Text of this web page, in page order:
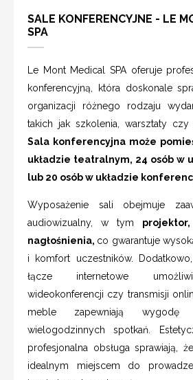
SALE KONFERENCYJNE - LE
SPA
Le Mont Medical SPA oferuje
konferencyjną, która doskonale
organizacji różnego rodzaju
takich jak szkolenia, warsztaty czy
Sala konferencyjna może
układzie teatralnym, 24 osób w
lub 20 osób w układzie
Wyposażenie sali obejmuje
audiowizualny, w tym
nagłośnienia, co gwarantuje
i komfort uczestników.
łącze internetowe
wideokonferencji czy transmisji
meble zapewniają wygodę
wielogodzinnych spotkań.
profesjonalna obsługa sprawiają,
idealnym miejscem do